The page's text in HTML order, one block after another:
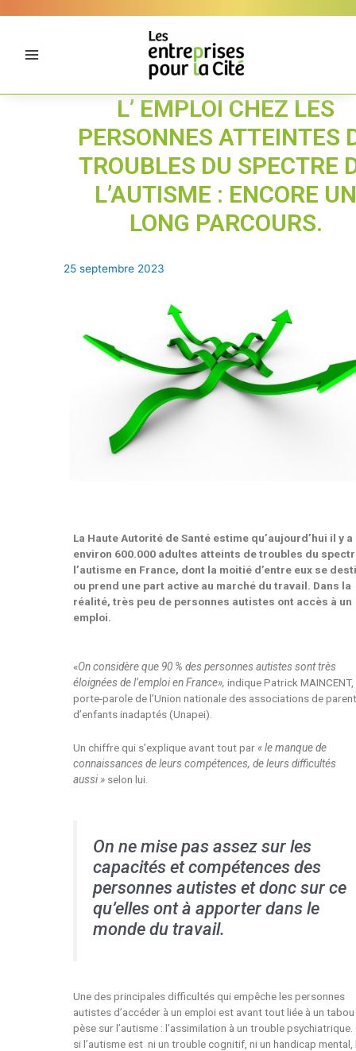
L’ EMPLOI CHEZ LES
PERSONNES ATTEINTES
TROUBLES DU SPECTRE
L’AUTISME : ENCORE UN
LONG PARCOURS.
25 septembre 2023
La Haute Autorité de Santé estime qu’aujourd’hui il y a
environ 600.000 adultes atteints de troubles du
l’autisme en France, dont la moitié d’entre eux se
ou prend une part active au marché du travail. Dans la
réalité, très peu de personnes autistes ont accès à un
emploi.
«On considère que 90 % des personnes autistes sont très
éloignées de l’emploi en France», indique Patrick MAINCENT,
porte-parole de l’Union nationale des associations de
d’enfants inadaptés (Unapei).
Un chiffre qui s’explique avant tout par« le manque de
connaissances de leurs compétences, de leurs difficultés
aussi » selon lui.
On ne mise pas assez sur les
capacités et compétences des
personnes autistes et donc sur ce
qu’elles ont à apporter dans le
monde du travail.
Une des principales difficultés qui empêche les personnes
autistes d’accéder à un emploi est avant tout liée à un
pèse sur l’autisme : l’assimilation à un trouble psychiatrique.
si l’autisme est ni un trouble cognitif, ni un handicap mental,